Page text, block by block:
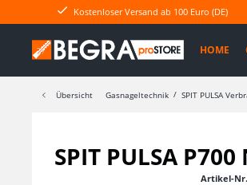
Kostenloser Versand ab 100 Euro (DE)
HOME
Übersicht Gasnageltechnik SPIT PULSA
SPIT PULSA
Artikel-